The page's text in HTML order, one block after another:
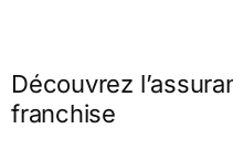
Découvrez
franchise